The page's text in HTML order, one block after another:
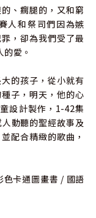
、瘸腿的，又和窮
人和祭司們因為嫉
，卻為我們受了最
愛。
的孩子，從小就有
子，明天，他的心
設計製作，1-42集
動聽的聖經故事及
配合精緻的歌曲，
卡通圖畫書 / 國語